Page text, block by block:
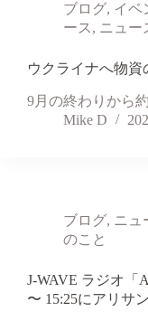
ブログ, イベ
ース , ニュー
ウクライナへ物資
9月の終わりから
Mike D
ブログ, ニュ
のこと
J-WAVE ラジオ「
〜 15:25にアリサ